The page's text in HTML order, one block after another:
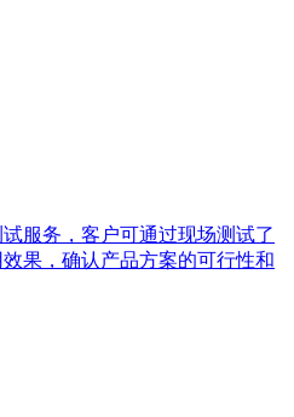
服务，客户可通过现场测试了
果，确认产品方案的可行性和